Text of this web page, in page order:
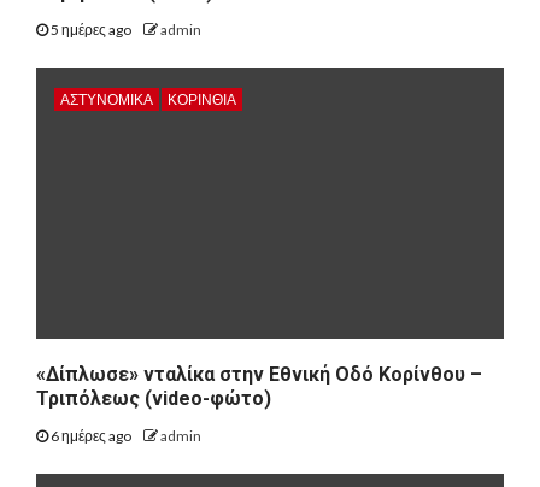
5 ημέρες ago admin
ΑΣΤΥΝΟΜΙΚΑ ΚΟΡΙΝΘΊΑ
«Δίπλωσε» νταλίκα στην Εθνική Oδό Κορίνθου –
Τριπόλεως (video-φώτο)
6 ημέρες ago admin